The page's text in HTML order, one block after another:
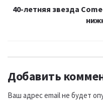
40-летняя звезда
Добавить
Ваш адрес email не будет